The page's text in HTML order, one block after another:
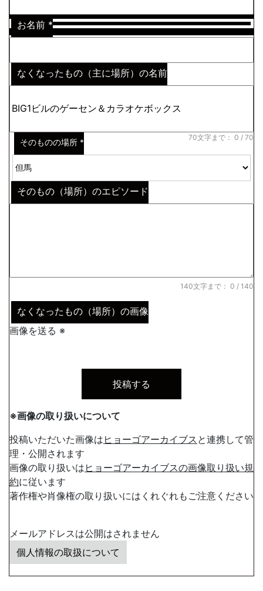
お名前 *
なくなったもの（主に場所）の名前
70文字まで： 0 / 70
そのものの場所 *
そのもの（場所）のエピソード
140文字まで： 0 / 140
なくなったもの（場所）の画像
画像を送る ※
※画像の取り扱いについて
投稿いただいた画像は ヒョーゴアーカイブス と連携して管
理・公開されます
画像の取り扱いは ヒョーゴアーカイブスの画像取り扱い規
約に従います
著作権や肖像権の取り扱いにはくれぐれもご注意ください
メールアドレスは公開はされません
個人情報の取扱について